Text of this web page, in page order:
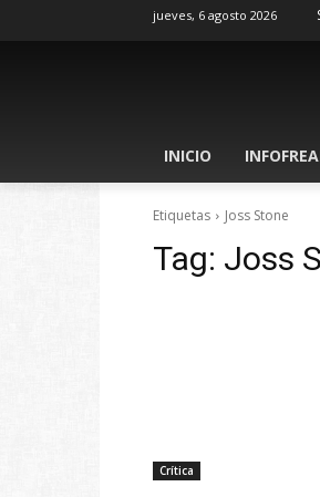
jueves, 6 agosto 2026
INICIO
Etiquetas Joss Stone
Tag: Joss
Crítica